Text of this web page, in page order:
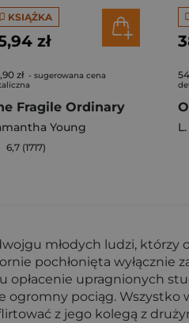
KSIĄŻKA
zł
zł - sugerowana cena
Fragile Ordinary
Young
6,7 (1717)
młodych ludzi,
pochłonięta
opłacenie upragnionych
ogromny pociąg. Wszystko
z jego kolegą z